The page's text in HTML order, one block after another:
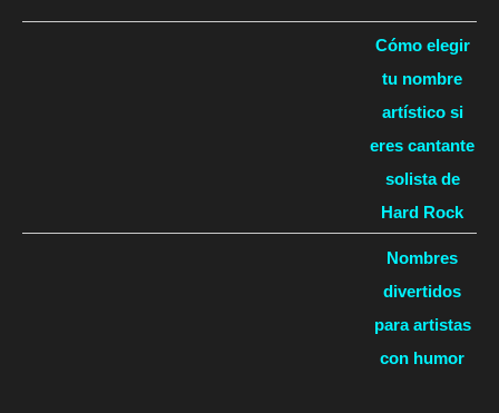
Cómo elegir
tu nombre
artístico si
eres cantante
solista de
Hard Rock
Nombres
divertidos
para artistas
con humor